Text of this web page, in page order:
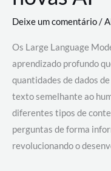
Deixe um comentário/
Os Large Language
aprendizado profundo
quantidades de dados
texto semelhante ao
diferentes tipos de
perguntas de forma
revolucionando o